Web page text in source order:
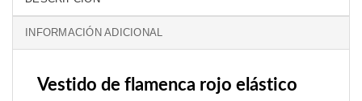
INFORMACIÓN ADICIONAL
Vestido de flamenca rojo elástico